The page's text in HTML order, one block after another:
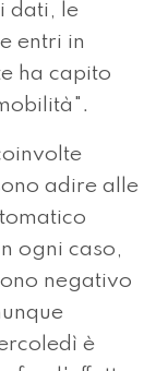
dati, le
entri in
ha capito
adire alle
ogni caso,
negativo
è